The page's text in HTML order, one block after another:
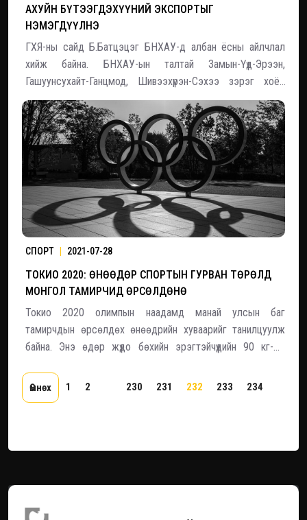
АХУЙН БҮТЭЭГДЭХҮҮНИЙ ЭКСПОРТЫГ
НЭМЭГДҮҮЛНЭ
ГХЯ-ны сайд Б.Батцэцэг БНХАУ-д албан ёсны айлчлал
хийж байна. БНХАУ-ын талтай Замын-Үүд-Эрээн,
Гашуунсухайт-Ганцмод, Шивээхүрэн-Сэхээ зэрэг хоёр
улсын боомтуудаар бараа бүтээгдэхүүн нэвтрүүлэлтийг
нэмэгдүүлэх, урт хугацааны нүүрс худалдан авах гэрээг
арилжааны зарчмаар байгуулах, тээвэрлэлтийн шинэ
СПОРТ 2021-07-28
ТОКИО 2020: ӨНӨӨДӨР СПОРТЫН ГУРВАН ТӨРӨЛД
МОНГОЛ ТАМИРЧИД ӨРСӨЛДӨНӨ
Токио 2020 олимпын наадамд манай улсын баг
тамирчдын өрсөлдөх өнөөдрийн хуваарийг танилцуулж
байна. Энэ өдөр жүдо бөхийн эрэгтэйчүүдийн 90 кг-ын
болох бөгөөд манай улсын тамирчин Г.Алтанбагана
зодоглоно. Тэрбээр эхний тойрогт Испанийн жүдоч Нико
Өмнөх 1 2 230 231 232 233 234